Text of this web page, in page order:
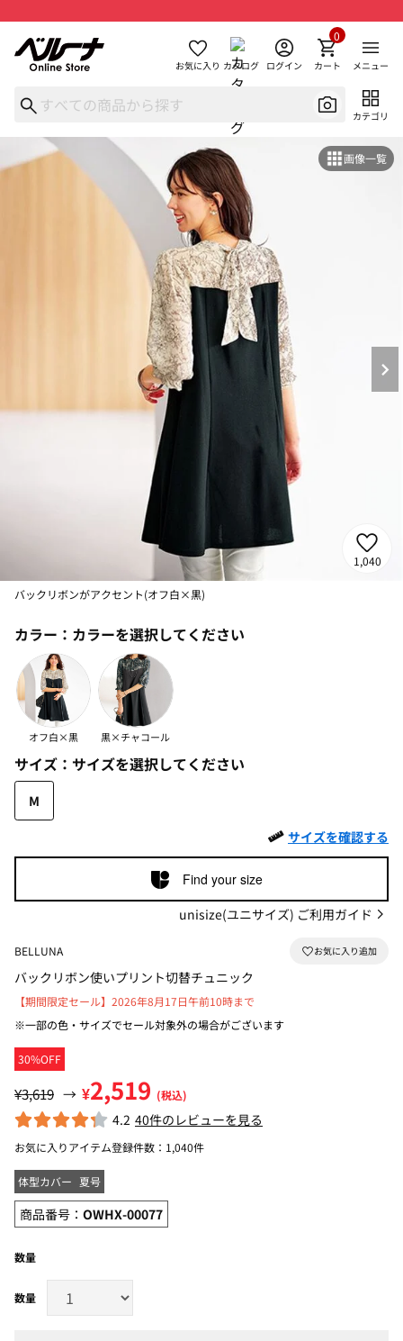
お気に入り カタログ ログイン カート
0
メニュー
カテゴリ
画像一覧
1,040
バックリボンがアクセント(オフ白×黒)
カラー： カラーを選択してください
オフ白×黒 黒×チャコール
サイズ： サイズを選択してください
M
サイズを確認する
Find your size
unisize(ユニサイズ) ご利用ガイド
BELLUNA
バックリボン使いプリント切替チュニック
30%OFF
【期間限定セール】2026年8月17日午前10時まで
※一部の色・サイズでセール対象外の場合がございます
¥3,619 → ¥2,519 (税込)
4.2 40件のレビューを見る
お気に入りアイテム登録件数： 1,040件
体型カバー 夏号
商品番号： OWHX-00077
数量